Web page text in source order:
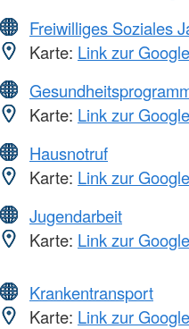
Freiwilliges Soziales
Karte: Link zur
Karte: Link zur
Hausnotruf
Karte: Link zur
Jugendarbeit
Karte: Link zur
Krankentransport
Karte: Link zur